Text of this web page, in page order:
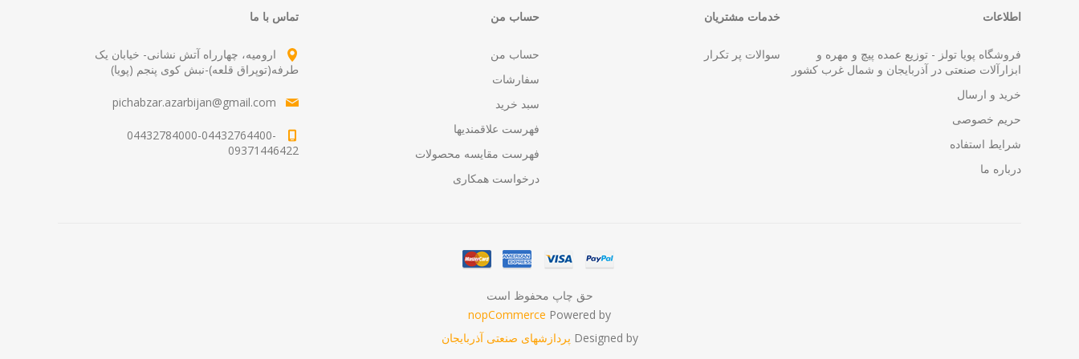
اطلاعات
فروشگاه پویا تولز - توزیع عمده پیچ و مهره و
ابزارآلات صنعتی در آذربایجان و شمال غرب کشور
خرید و ارسال
حریم خصوصی
شرایط استفاده
درباره ما
خدمات مشتریان
سوالات پر تکرار
حساب من
حساب من
سفارشات
سبد خرید
فهرست علاقمندیها
فهرست مقایسه محصولات
درخواست همکاری
تماس با ما
ارومیه، چهارراه آتش نشانی- خیابان یک
طرفه(توپراق قلعه)-نبش کوی پنجم (پویا)
pichabzar.azarbijan@gmail.com
04432784000-04432764400-
09371446422
حق چاپ محفوظ است
Powered by
nopCommerce
Designed by پردازشهای صنعتی آذربایجان